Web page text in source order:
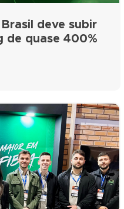
deve subir
de quase 400%